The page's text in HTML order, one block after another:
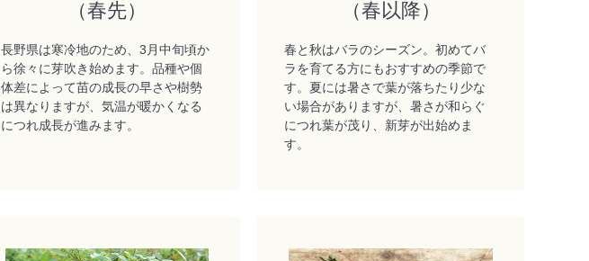
（春先）
長野県は寒冷地のため、3月中旬頃か
ら徐々に芽吹き始めます。品種や個
体差によって苗の成長の早さや樹勢
は異なりますが、気温が暖かくなる
につれ成長が進みます。
（春以降）
春と秋はバラのシーズン。初めてバ
ラを育てる方にもおすすめの季節で
す。夏には暑さで葉が落ちたり少な
い場合がありますが、暑さが和らぐ
につれ葉が茂り、新芽が出始めま
す。